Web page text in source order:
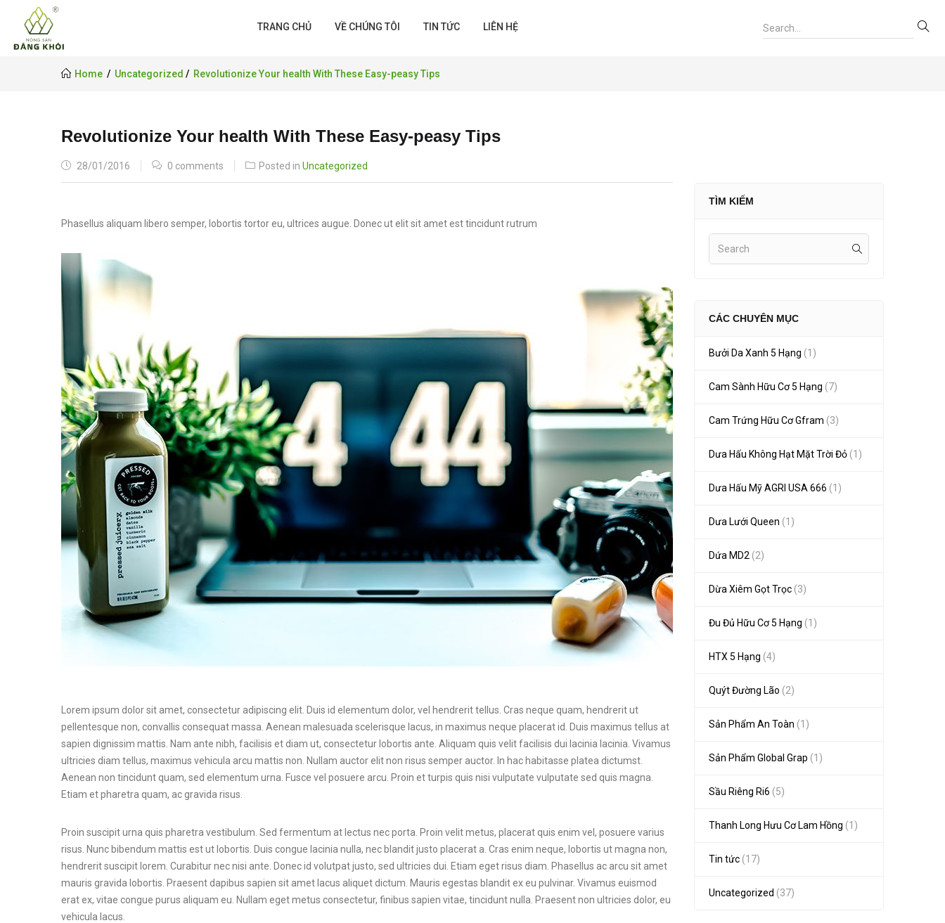
TRANG CHỦ VỀ CHÚNG TÔI TIN TỨC LIÊN HỆ
Home Uncategorized Revolutionize Your health With These Easy-peasy Tips
Revolutionize Your health With These Easy-peasy Tips
POSTED
28/01/2016 0 comments Posted in Uncategorized
Phasellus aliquam libero semper, lobortis tortor eu, ultrices augue. Donec ut elit sit amet est tincidunt rutrum
Lorem ipsum dolor sit amet, consectetur adipiscing elit. Duis id elementum dolor, vel hendrerit tellus. Cras neque quam, hendrerit ut
pellentesque non, convallis consequat massa. Aenean malesuada scelerisque lacus, in maximus neque placerat id. Duis maximus tellus at
sapien dignissim mattis. Nam ante nibh, facilisis et diam ut, consectetur lobortis ante. Aliquam quis velit facilisis dui lacinia lacinia. Vivamus
ultricies diam tellus, maximus vehicula arcu mattis non. Nullam auctor elit non risus semper auctor. In hac habitasse platea dictumst.
Aenean non tincidunt quam, sed elementum urna. Fusce vel posuere arcu. Proin et turpis quis nisi vulputate vulputate sed quis magna.
Etiam et pharetra quam, ac gravida risus.
Proin suscipit urna quis pharetra vestibulum. Sed fermentum at lectus nec porta. Proin velit metus, placerat quis enim vel, posuere varius
risus. Nunc bibendum mattis est ut lobortis. Duis congue lacinia nulla, nec blandit justo placerat a. Cras enim neque, lobortis ut magna non,
hendrerit suscipit lorem. Curabitur nec nisi ante. Donec id volutpat justo, sed ultricies dui. Etiam eget risus diam. Phasellus ac arcu sit amet
mauris gravida lobortis. Praesent dapibus sapien sit amet lacus aliquet dictum. Mauris egestas blandit ex eu pulvinar. Vivamus euismod
erat ex, vitae congue purus aliquam eu. Nullam eget metus consectetur, finibus sapien vitae, tincidunt nulla. Praesent non ultricies dolor, eu
vehicula lacus.
TÌM KIẾM
CÁC CHUYÊN MỤC
Bưởi Da Xanh 5 Hạng (1)
Cam Sành Hữu Cơ 5 Hạng (7)
Cam Trứng Hữu Cơ Gfram (3)
Dưa Hấu Không Hạt Mặt Trời Đỏ (1)
Dưa Hấu Mỹ AGRI USA 666 (1)
Dưa Lưới Queen (1)
Dứa MD2 (2)
Dừa Xiêm Gọt Trọc (3)
Đu Đủ Hữu Cơ 5 Hạng (1)
HTX 5 Hạng (4)
Quýt Đường Lão (2)
Sản Phẩm An Toàn (1)
Sản Phẩm Global Grap (1)
Sầu Riêng Ri6 (5)
Thanh Long Hưu Cơ Lam Hồng (1)
Tin tức (17)
Uncategorized (37)